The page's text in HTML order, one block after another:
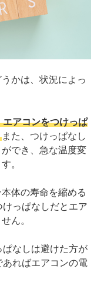
かは、状況によっ
アコンをつけっぱ
また、つけっぱなし
でき、急な温度変
。
体の寿命を縮める
っぱなしだとエア
ん。
なしは避けた方が
ればエアコンの電